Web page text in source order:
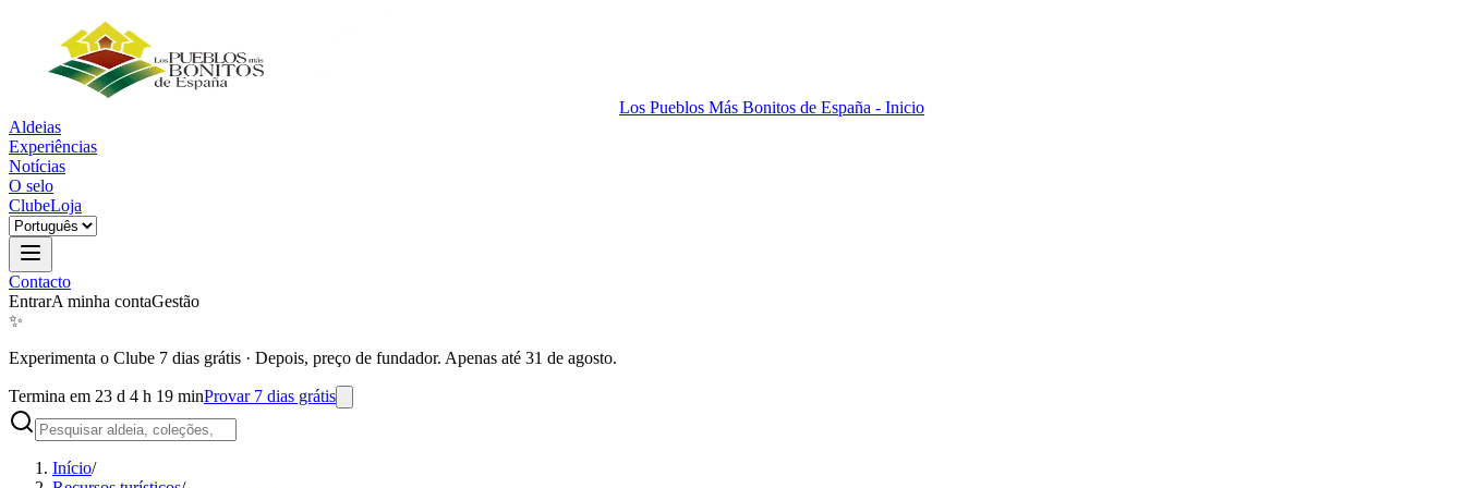
Los Pueblos Más Bonitos de España - Inicio
Aldeias
Experiências
Notícias
O selo
ClubeLoja
Contacto
EntrarA minha contaGestão
✨
Experimenta o Clube 7 dias grátis · Depois, preço de fundador. Apenas até 31 de agosto.
Termina em 23 d 4 h 19 minProvar 7 dias grátis
Início/